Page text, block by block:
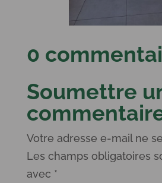
0
Soumettre
Votre adresse e-mail ne
Les champs obligatoires
avec *